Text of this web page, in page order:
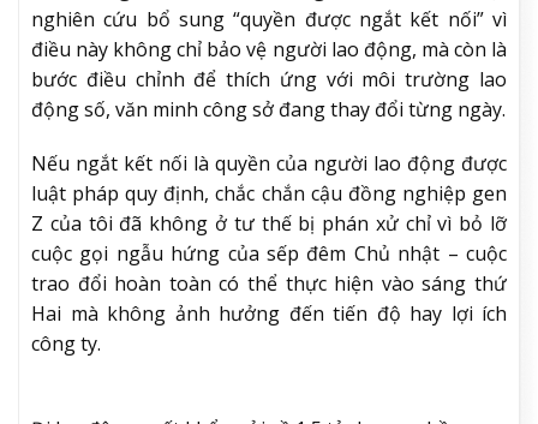
nghiên cứu bổ sung “quyền được ngắt kết nối” vì
điều này không chỉ bảo vệ người lao động, mà còn là
bước điều chỉnh để thích ứng với môi trường lao
động số, văn minh công sở đang thay đổi từng ngày.
Nếu ngắt kết nối là quyền của người lao động được
luật pháp quy định, chắc chắn cậu đồng nghiệp gen
Z của tôi đã không ở tư thế bị phán xử chỉ vì bỏ lỡ
cuộc gọi ngẫu hứng của sếp đêm Chủ nhật – cuộc
trao đổi hoàn toàn có thể thực hiện vào sáng thứ
Hai mà không ảnh hưởng đến tiến độ hay lợi ích
công ty.